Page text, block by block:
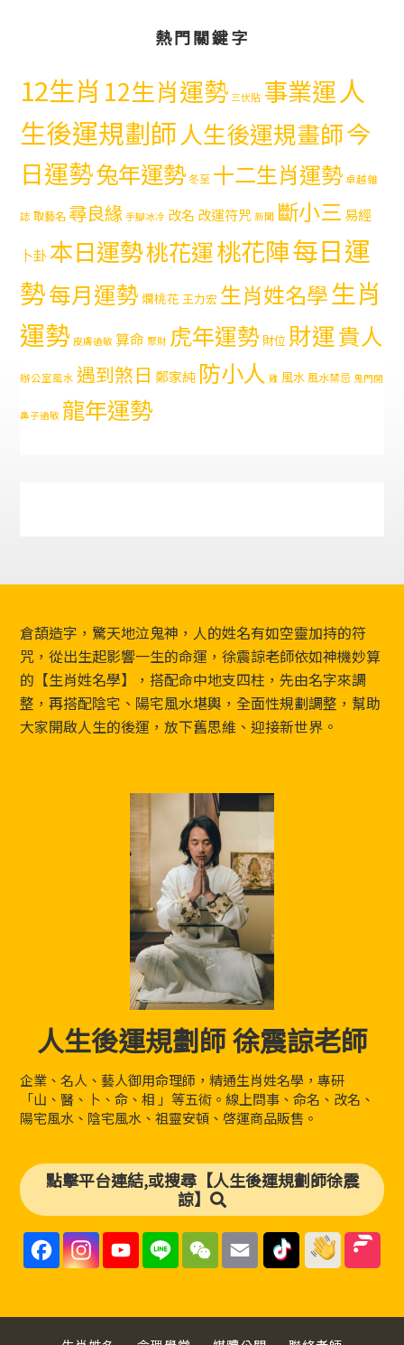
熱門關鍵字
12生肖 12生肖運勢 三伏貼 事業運人
生後運規劃師人生後運規畫師今
日運勢兔年運勢冬至 十二生肖運勢 卓越雜
誌 取藝名 尋良緣 手腳冰冷 改名 改運符咒 新聞 斷小三易經
卜卦本日運勢桃花運桃花陣每日運
勢每月運勢 爛桃花 王力宏 生肖姓名學生肖
運勢 皮膚過敏 算命 聚財 虎年運勢 財位 財運貴人
辦公室風水 遇到煞日 鄭家純 防小人 雞 風水風水禁忌 鬼門開
鼻子過敏 龍年運勢
Footer
倉頡造字，驚天地泣鬼神，人的姓名有如空靈加持的符
咒，從出生起影響一生的命運，徐震諒老師依如神機妙算
的【生肖姓名學】，搭配命中地支四柱，先由名字來調
整，再搭配陰宅、陽宅風水堪輿，全面性規劃調整，幫助
大家開啟人生的後運，放下舊思維、迎接新世界。
人生後運規劃師 徐震諒老師
企業、名人、藝人御用命理師，精通生肖姓名學，專研
「山、醫、卜、命、相 」等五術。線上問事、命名、改名、
陽宅風水、陰宅風水、祖靈安頓、啓運商品販售。
點擊平台連結,或搜尋【人生後運規劃師徐震
諒】
F
a
c
o
k
I
s
r
a
Y
u
e
C
L
n
W
C
E
a